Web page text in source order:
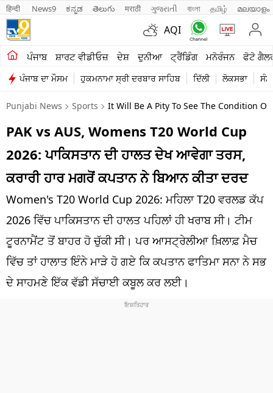
हिन्दी News9 ಕನ್ನಡ తెలుగు मराठी ગુજરાતી বাংলা தமிழ் മലയാളം
AQI
ਪੰਜਾਬ ਸ਼ਾਰਟ ਵੀਡੀਓਜ਼ ਦੇਸ਼ ਦੁਨੀਆ ਟ੍ਰੈਂਡਿੰਗ ਮਨੋਰੰਜਨ ਫੋਟੋ
ਪੰਜਾਬ ਦਾ ਮੌਸਮ ਹੁਕਮਨਾਮਾ ਸ੍ਰੀ ਦਰਬਾਰ ਸਾਹਿਬ ਦਿੱਲੀ ਲੋਕਸਭਾ
ਖੇਤੀਬਾੜੀ
ਸ਼ਾਰਟ ਵੀਡੀਓਜ਼
ਕਾਰੋਬਾਰ
ਕਰਿਅਰ
ਦੇਸ਼
ਲਾਈਫ ਸਟਾਈਲ
ਪੰਜਾਬ
ਧਰਮ
Punjabi News Sports It Will Be A Pity To See The Condition
PAK vs AUS, Womens T20 World Cup
2026: ਪਾਕਿਸਤਾਨ ਦੀ ਹਾਲਤ ਦੇਖ ਆਵੇਗਾ ਤਰਸ,
ਕਰਾਰੀ ਹਾਰ ਮਗਰੋਂ ਕਪਤਾਨ ਨੇ ਬਿਆਨ ਕੀਤਾ ਦਰਦ
Women's T20 World Cup 2026: ਮਹਿਲਾ T20 ਵਰਲਡ ਕੱਪ
2026 ਵਿੱਚ ਪਾਕਿਸਤਾਨ ਦੀ ਹਾਲਤ ਪਹਿਲਾਂ ਹੀ ਖਰਾਬ ਸੀ। ਟੀਮ
ਟੂਰਨਾਮੈਂਟ ਤੋਂ ਬਾਹਰ ਹੋ ਚੁੱਕੀ ਸੀ। ਪਰ ਆਸਟ੍ਰੇਲੀਆ ਖ਼ਿਲਾਫ਼ ਮੈਚ
ਵਿੱਚ ਤਾਂ ਹਾਲਾਤ ਇੰਨੇ ਮਾੜੇ ਹੋ ਗਏ ਕਿ ਕਪਤਾਨ ਫਾਤਿਮਾ ਸਨਾ ਨੇ ਸਭ
ਦੇ ਸਾਹਮਣੇ ਇੱਕ ਵੱਡੀ ਸੱਚਾਈ ਕਬੂਲ ਕਰ ਲਈ।